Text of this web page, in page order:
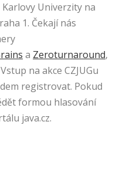
Univerzity na
1. Čekají nás
a Zeroturnaround,
na akce CZJUGu
registrovat. Pokud
formou hlasování
java.cz.